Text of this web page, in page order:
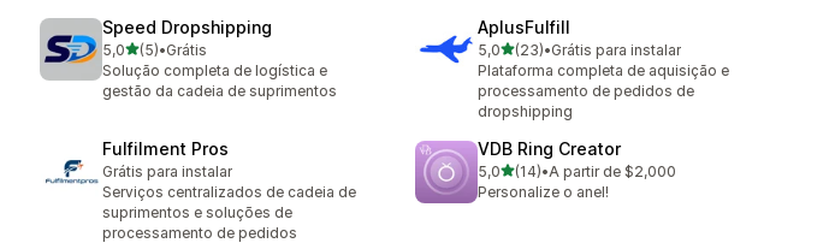
Speed Dropshipping
5,0de 5 estrelas
(5)
5 avaliações ao todo
•Grátis
Solução completa de logística e
gestão da cadeia de suprimentos
AplusFulfill
5,0de 5 estrelas
(23)
23 avaliações ao todo
•Grátis para instalar
Plataforma completa de aquisição e
processamento de pedidos de
dropshipping
Fulfilment Pros
Grátis para instalar
Serviços centralizados de cadeia de
suprimentos e soluções de
processamento de pedidos
VDB Ring Creator
5,0de 5 estrelas
(14)
14 avaliações ao todo
•A partir de $2,000
Personalize o anel!